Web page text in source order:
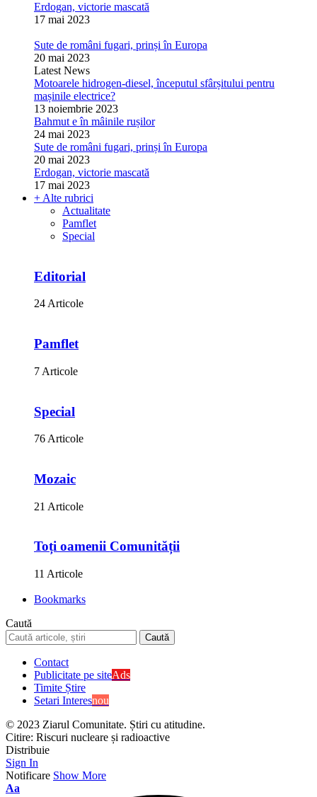
Erdogan, victorie mascată
17 mai 2023
Sute de români fugari, prinși în Europa
20 mai 2023
Latest News
Motoarele hidrogen-diesel, începutul sfârșitului pentru
mașinile electrice?
13 noiembrie 2023
Bahmut e în mâinile rușilor
24 mai 2023
Sute de români fugari, prinși în Europa
20 mai 2023
Erdogan, victorie mascată
17 mai 2023
+ Alte rubrici
Actualitate
Pamflet
Special
Editorial
24 Articole
Pamflet
7 Articole
Special
76 Articole
Mozaic
21 Articole
Toți oamenii Comunității
11 Articole
Bookmarks
Caută
Contact
Publicitate pe siteAds
Timite Știre
Setari Interesnou
© 2023 Ziarul Comunitate. Știri cu atitudine.
Citire: Riscuri nucleare și radioactive
Distribuie
Sign In
Notificare Show More
Aa